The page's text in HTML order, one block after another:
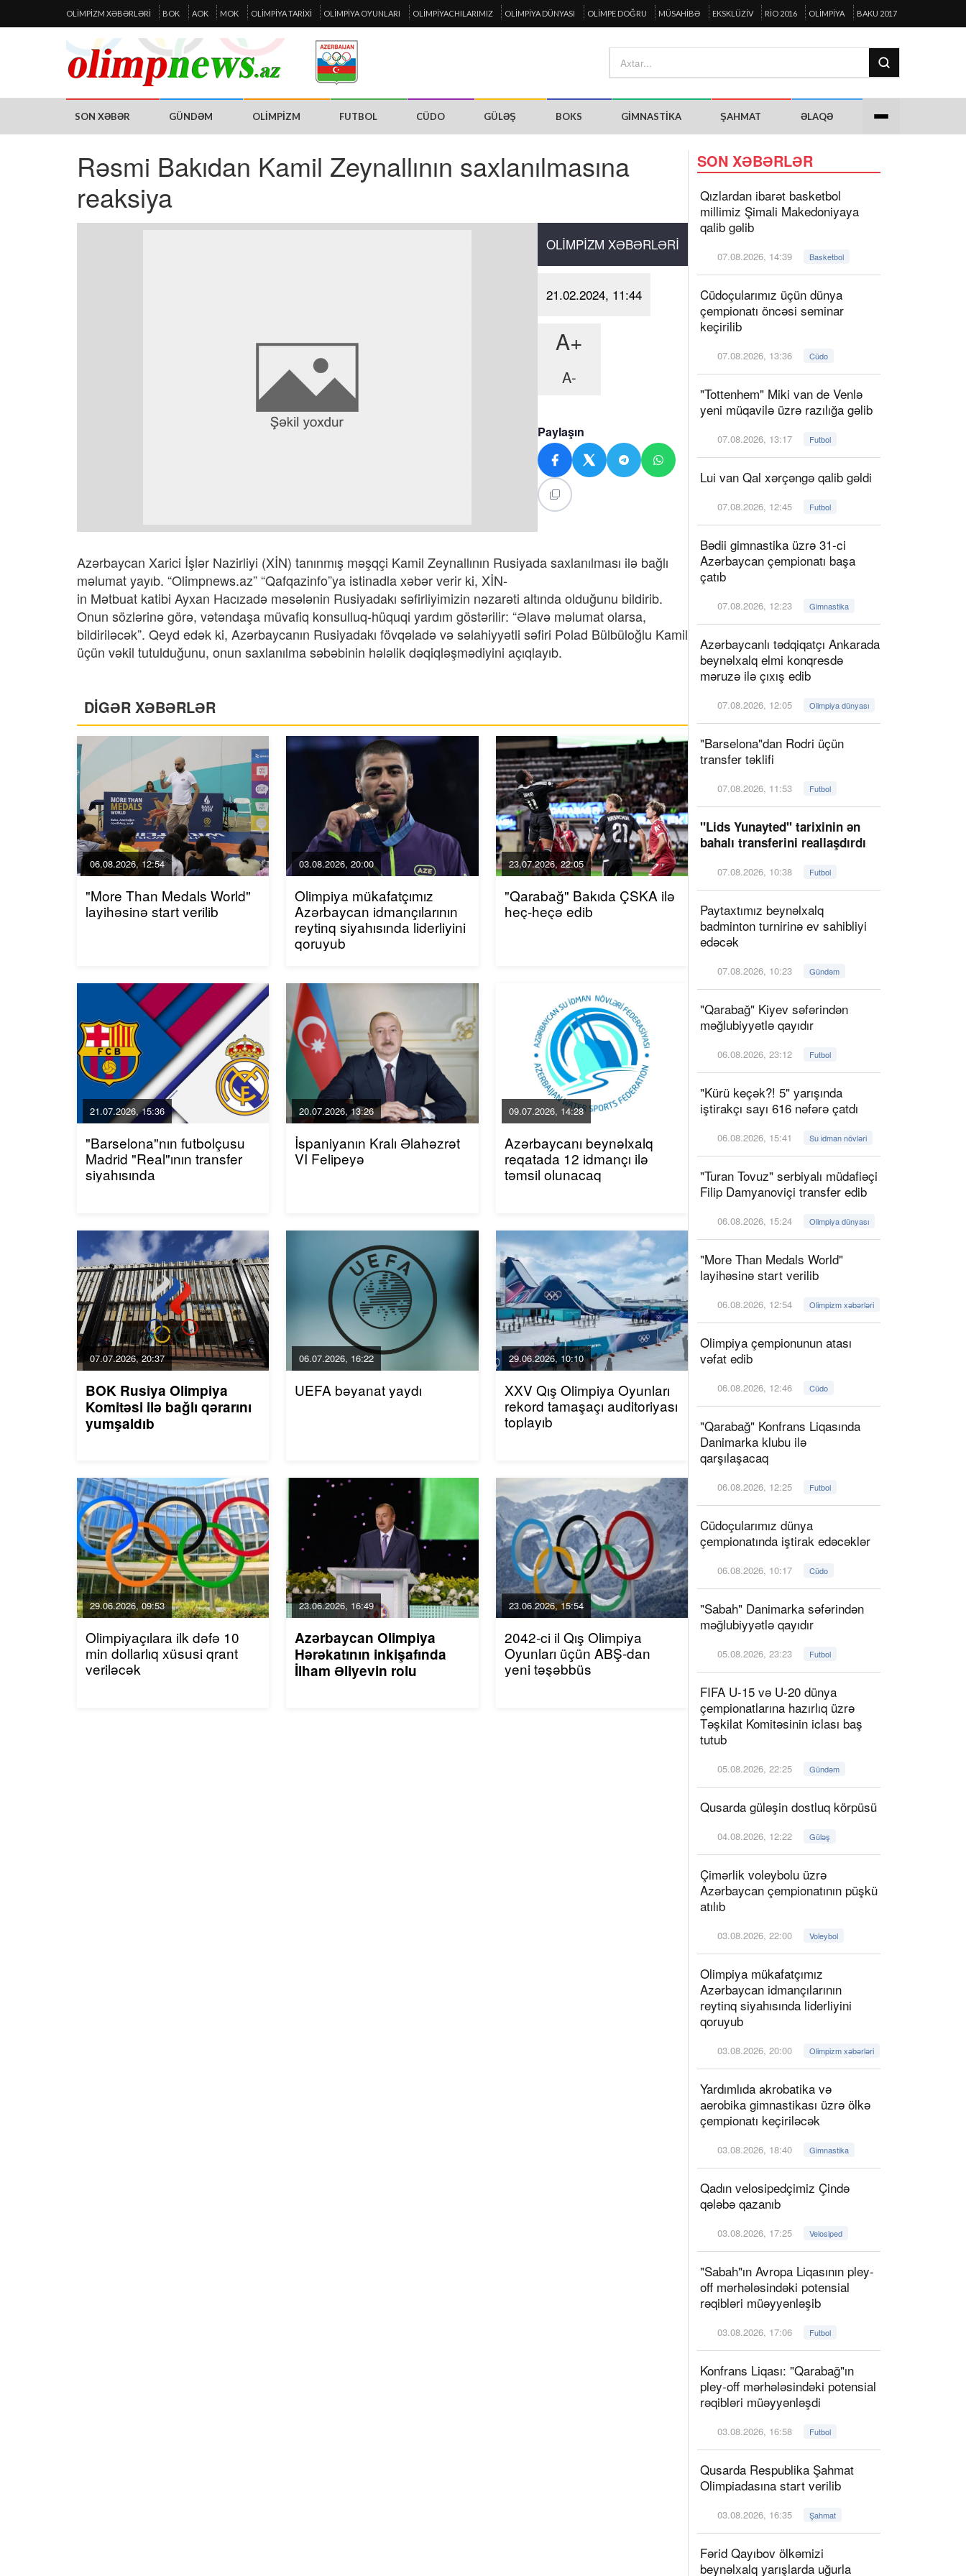
OLIMPIZM XƏBƏRLƏRI BOK AOK MOK OLIMPIYA TARIXI OLIMPIYA OYUNLARI OLIMPIYACHILARIMIZ OLIMPIYA DÜNYASI OLIMPE DOĞRU MÜSAHIBƏ EKSKLÜZIV RIO 2016 OLIMPIYA BAKU 2017
SON XƏBƏR GÜNDƏM OLIMPIZM FUTBOL CÜDO GÜLƏŞ BOKS GIMNASTIKA ŞAHMAT ƏLAQƏ
Rəsmi Bakıdan Kamil Zeynallının saxlanılmasına
reaksiya
OLIMPIZM XƏBƏRLƏRI
21.02.2024, 11:44
A+
A-
Paylaşın
Azərbaycan Xarici İşlər Nazirliyi (XİN) tanınmış məşqçi Kamil Zeynallının Rusiyada saxlanılması ilə bağlı
məlumat yayıb. “Olimpnews.az” “Qafqazinfo”ya istinadla xəbər verir ki, XİN-
in Mətbuat katibi Ayxan Hacızadə məsələnin Rusiyadakı səfirliyimizin nəzarəti altında olduğunu bildirib.
Onun sözlərinə görə, vətəndaşa müvafiq konsulluq-hüquqi yardım göstərilir: “Əlavə məlumat olarsa,
bildiriləcək”. Qeyd edək ki, Azərbaycanın Rusiyadakı fövqəladə və səlahiyyətli səfiri Polad Bülbüloğlu Kamil
üçün vəkil tutulduğunu, onun saxlanılma səbəbinin hələlik dəqiqləşmədiyini açıqlayıb.
DİGƏR XƏBƏRLƏR
06.08.2026, 12:54
"More Than Medals World"
layihəsinə start verilib
03.08.2026, 20:00
Olimpiya mükafatçımız
Azərbaycan idmançılarının
reytinq siyahısında liderliyini
qoruyub
23.07.2026, 22:05
"Qarabağ" Bakıda ÇSKA ilə
heç-heçə edib
21.07.2026, 15:36
"Barselona"nın futbolçusu
Madrid "Real"ının transfer
siyahısında
20.07.2026, 13:26
İspaniyanın Kralı Əlahəzrət
VI Felipeyə
09.07.2026, 14:28
Azərbaycanı beynəlxalq
reqatada 12 idmançı ilə
təmsil olunacaq
07.07.2026, 20:37
BOK Rusiya Olimpiya
Komitəsi ilə bağlı qərarını
yumşaldıb
06.07.2026, 16:22
UEFA bəyanat yaydı
29.06.2026, 10:10
XXV Qış Olimpiya Oyunları
rekord tamaşaçı auditoriyası
toplayıb
29.06.2026, 09:53
Olimpiyaçılara ilk dəfə 10
min dollarlıq xüsusi qrant
veriləcək
23.06.2026, 16:49
Azərbaycan Olimpiya
Hərəkatının inkişafında
İlham Əliyevin rolu
23.06.2026, 15:54
2042-ci il Qış Olimpiya
Oyunları üçün ABŞ-dan
yeni təşəbbüs
SON XƏBƏRLƏR
Qızlardan ibarət basketbol
millimiz Şimali Makedoniyaya
qalib gəlib
07.08.2026, 14:39 Basketbol
Cüdoçularımız üçün dünya
çempionatı öncəsi seminar
keçirilib
07.08.2026, 13:36 Cüdo
"Tottenhem" Miki van de Venlə
yeni müqavilə üzrə razılığa gəlib
07.08.2026, 13:17 Futbol
Lui van Qal xərçəngə qalib gəldi
07.08.2026, 12:45 Futbol
Bədii gimnastika üzrə 31-ci
Azərbaycan çempionatı başa
çatıb
07.08.2026, 12:23 Gimnastika
Azərbaycanlı tədqiqatçı Ankarada
beynəlxalq elmi konqresdə
məruzə ilə çıxış edib
07.08.2026, 12:05 Olimpiya dünyası
"Barselona"dan Rodri üçün
transfer təklifi
07.08.2026, 11:53 Futbol
"Lids Yunayted" tarixinin ən
bahalı transferini reallaşdırdı
07.08.2026, 10:38 Futbol
Paytaxtımız beynəlxalq
badminton turnirinə ev sahibliyi
edəcək
07.08.2026, 10:23 Gündəm
"Qarabağ" Kiyev səfərindən
məğlubiyyətlə qayıdır
06.08.2026, 23:12 Futbol
"Kürü keçək?! 5" yarışında
iştirakçı sayı 616 nəfərə çatdı
06.08.2026, 15:41 Su idman növləri
"Turan Tovuz" serbiyalı müdafiəçi
Filip Damyanoviçi transfer edib
06.08.2026, 15:24 Olimpiya dünyası
"More Than Medals World"
layihəsinə start verilib
06.08.2026, 12:54 Olimpizm xəbərləri
Olimpiya çempionunun atası
vəfat edib
06.08.2026, 12:46 Cüdo
"Qarabağ" Konfrans Liqasında
Danimarka klubu ilə
qarşılaşacaq
06.08.2026, 12:25 Futbol
Cüdoçularımız dünya
çempionatında iştirak edəcəklər
06.08.2026, 10:17 Cüdo
"Sabah" Danimarka səfərindən
məğlubiyyətlə qayıdır
05.08.2026, 23:23 Futbol
FIFA U-15 və U-20 dünya
çempionatlarına hazırlıq üzrə
Təşkilat Komitəsinin iclası baş
tutub
05.08.2026, 22:25 Gündəm
Qusarda güləşin dostluq körpüsü
04.08.2026, 12:22 Güləş
Çimərlik voleybolu üzrə
Azərbaycan çempionatının püşkü
atılıb
03.08.2026, 22:00 Voleybol
Olimpiya mükafatçımız
Azərbaycan idmançılarının
reytinq siyahısında liderliyini
qoruyub
03.08.2026, 20:00 Olimpizm xəbərləri
Yardımlıda akrobatika və
aerobika gimnastikası üzrə ölkə
çempionatı keçiriləcək
03.08.2026, 18:40 Gimnastika
Qadın velosipedçimiz Çində
qələbə qazanıb
03.08.2026, 17:25 Velosiped
"Sabah"ın Avropa Liqasının pley-
off mərhələsindəki potensial
rəqibləri müəyyənləşib
03.08.2026, 17:06 Futbol
Konfrans Liqası: "Qarabağ"ın
pley-off mərhələsindəki potensial
rəqibləri müəyyənləşdi
03.08.2026, 16:58 Futbol
Qusarda Respublika Şahmat
Olimpiadasına start verilib
03.08.2026, 16:35 Şahmat
Fərid Qayıbov ölkəmizi
beynəlxalq yarışlarda uğurla